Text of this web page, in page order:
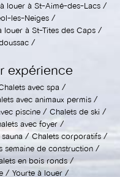
louer à St-Aimé-des-Lacs
les-Neiges
louer à St-Tites des Caps
expérience
avec spa
avec animaux permis
piscine
Chalets de ski
avec foyer
Chalets corporatifs
semaine de construction
en bois ronds
Yourte à louer